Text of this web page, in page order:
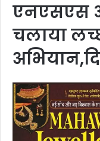
एनएसएस
चलाया